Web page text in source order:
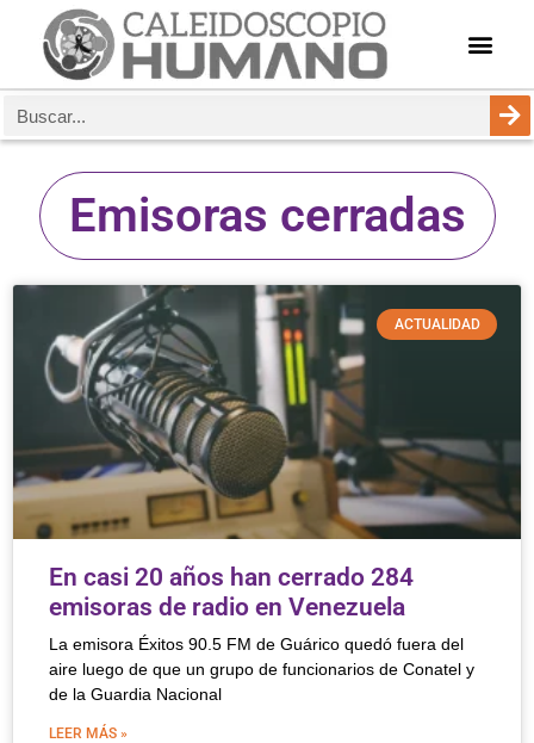
Emisoras cerradas
ACTUALIDAD
En casi 20 años han cerrado 284
emisoras de radio en Venezuela
La emisora Éxitos 90.5 FM de Guárico quedó fuera del
aire luego de que un grupo de funcionarios de Conatel y
de la Guardia Nacional
LEER MÁS »